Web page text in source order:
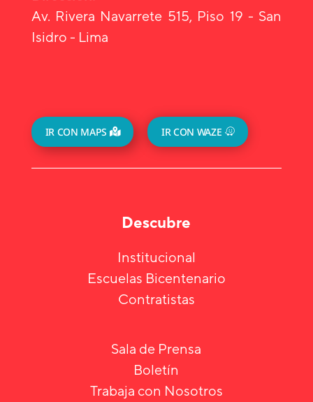
Av. Rivera Navarrete 515, Piso 19 - San
Isidro - Lima
IR CON MAPS IR CON WAZE
Descubre
Institucional
Escuelas Bicentenario
Contratistas
Sala de Prensa
Boletín
Trabaja con Nosotros